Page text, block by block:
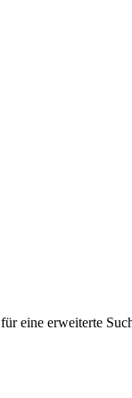
für eine erweiterte